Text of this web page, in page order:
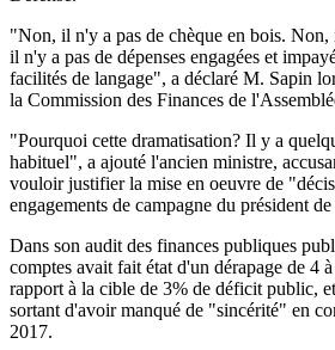
"Non, il n'y a pas de chèque en bois.
il n'y a pas de dépenses engagées et
facilités de langage", a déclaré M. Sapin
la Commission des Finances de
"Pourquoi cette dramatisation? Il y a
habituel", a ajouté l'ancien ministre,
vouloir justifier la mise en oeuvre de
engagements de campagne du président
Dans son audit des finances publiques
comptes avait fait état d'un dérapage de 4
rapport à la cible de 3% de déficit public,
sortant d'avoir manqué de "sincérité" en
2017.